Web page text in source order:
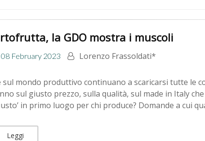
la GDO mostra i muscoli
08 February 2023 Lorenzo Frassoldati*
sul mondo produttivo continuano a scaricarsi tutte le
sul giusto prezzo, sulla qualità, sul made in Italy
in primo luogo per chi produce? Domande a cui
Leggi